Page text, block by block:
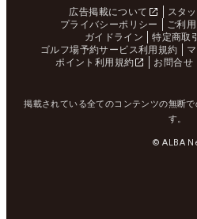
広告掲載について スタ
プライバシーポリシー
ご利
ガイドライン
特定商取
ゴルフ場予約サービス利用規約
ポイント利用規約
お問合せ
掲載されている全てのコンテンツの無断
す。
© ALBA